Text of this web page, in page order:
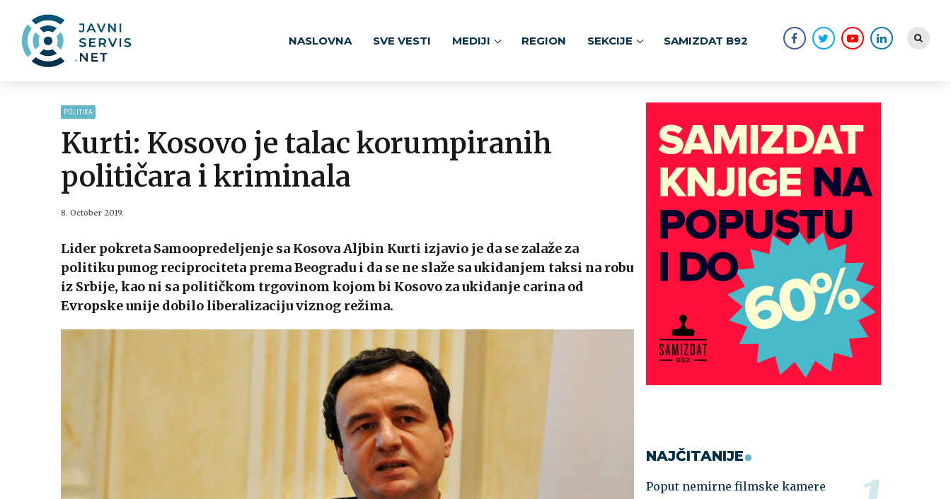
NASLOVNA SVE VESTI MEDIJI REGION SEKCIJE SAMIZDAT B92
POLITIKA
Kurti: Kosovo je talac korumpiranih
političara i kriminala
8. October 2019.
Lider pokreta Samoopredeljenje sa Kosova Aljbin Kurti izjavio je da se zalaže za
politiku punog reciprociteta prema Beogradu i da se ne slaže sa ukidanjem taksi na robu
iz Srbije, kao ni sa političkom trgovinom kojom bi Kosovo za ukidanje carina od
Evropske unije dobilo liberalizaciju viznog režima.
NAJČITANIJE
Poput nemirne filmske kamere